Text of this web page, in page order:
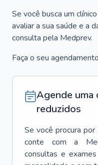
Se você busca um
avaliar a sua saúde e a
consulta pela Medprev.
Faça o seu
Agende uma
reduzidos
Se você procura por
conte com a
consultas e